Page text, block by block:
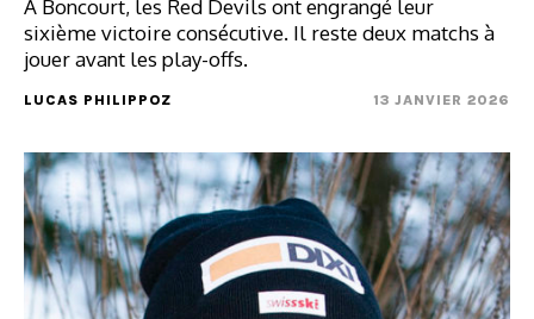
À Boncourt, les Red Devils ont engrangé leur
sixième victoire consécutive. Il reste deux matchs à
jouer avant les play-offs.
LUCAS PHILIPPOZ 13 JANVIER 2026